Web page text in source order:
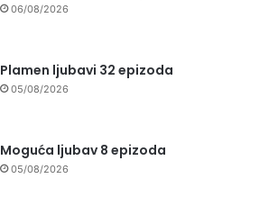
06/08/2026
Plamen ljubavi 32 epizoda
05/08/2026
Moguća ljubav 8 epizoda
05/08/2026